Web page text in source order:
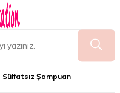
Sülfatsız Şampuan